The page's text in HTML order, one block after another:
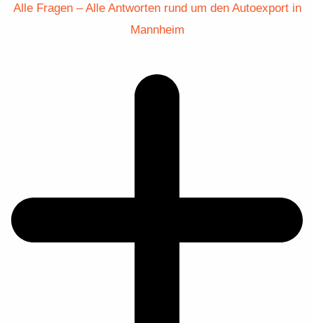
Alle Fragen – Alle Antworten rund um den Autoexport in
Mannheim